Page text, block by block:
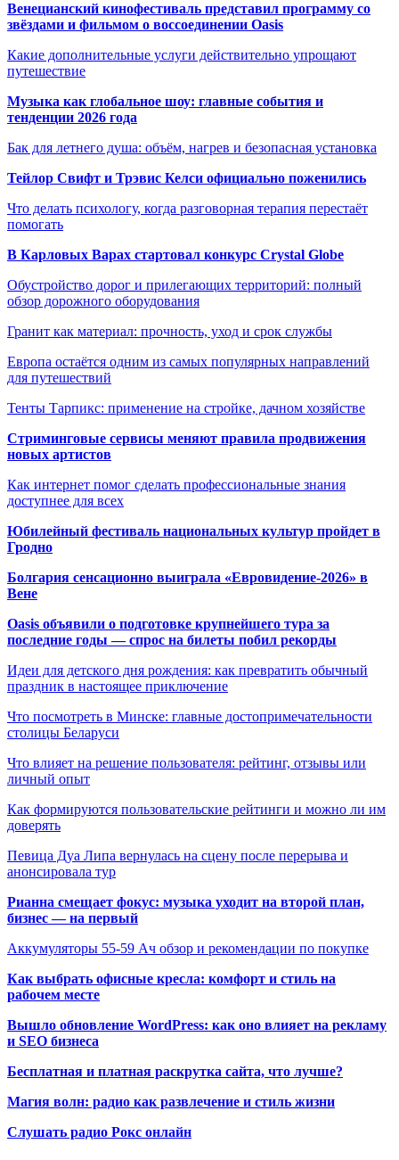
Венецианский кинофестиваль представил программу со
звёздами и фильмом о воссоединении Oasis
Какие дополнительные услуги действительно упрощают
путешествие
Музыка как глобальное шоу: главные события и
тенденции 2026 года
Бак для летнего душа: объём, нагрев и безопасная установка
Тейлор Свифт и Трэвис Келси официально поженились
Что делать психологу, когда разговорная терапия перестаёт
помогать
В Карловых Варах стартовал конкурс Crystal Globe
Обустройство дорог и прилегающих территорий: полный
обзор дорожного оборудования
Гранит как материал: прочность, уход и срок службы
Европа остаётся одним из самых популярных направлений
для путешествий
Тенты Тарпикс: применение на стройке, дачном хозяйстве
Стриминговые сервисы меняют правила продвижения
новых артистов
Как интернет помог сделать профессиональные знания
доступнее для всех
Юбилейный фестиваль национальных культур пройдет в
Гродно
Болгария сенсационно выиграла «Евровидение-2026» в
Вене
Oasis объявили о подготовке крупнейшего тура за
последние годы — спрос на билеты побил рекорды
Идеи для детского дня рождения: как превратить обычный
праздник в настоящее приключение
Что посмотреть в Минске: главные достопримечательности
столицы Беларуси
Что влияет на решение пользователя: рейтинг, отзывы или
личный опыт
Как формируются пользовательские рейтинги и можно ли им
доверять
Певица Дуа Липа вернулась на сцену после перерыва и
анонсировала тур
Рианна смещает фокус: музыка уходит на второй план,
бизнес — на первый
Аккумуляторы 55-59 Ач обзор и рекомендации по покупке
Как выбрать офисные кресла: комфорт и стиль на
рабочем месте
Вышло обновление WordPress: как оно влияет на рекламу
и SEO бизнеса
Бесплатная и платная раскрутка сайта, что лучше?
Магия волн: радио как развлечение и стиль жизни
Слушать радио Рокс онлайн